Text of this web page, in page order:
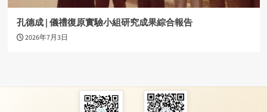
孔德成 | 儀禮復原實驗小組研究成果綜合報告
2026年7月3日